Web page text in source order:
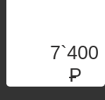
7`400
P